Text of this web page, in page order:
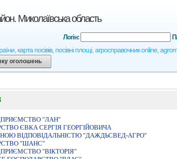
Миколаївська область
карта посівів, посівні площі, агросправочник online,
Логін:
оголошень
"ЛАН"
ЄВКА СЕРГIЯ ГЕОРГIЙОВИЧА
ВIДПОВIДАЛЬНIСТЮ "ДАЖДЬСВЕД-АГРО"
"ШАНС"
"ВIКТОРIЯ"